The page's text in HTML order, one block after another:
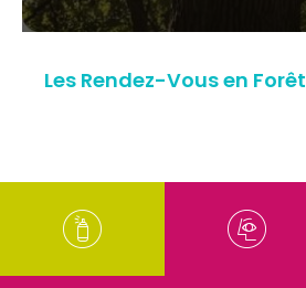
Les Rendez-Vous en Forêt